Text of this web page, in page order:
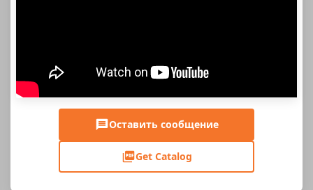
Оставить сообщение
Get Catalog